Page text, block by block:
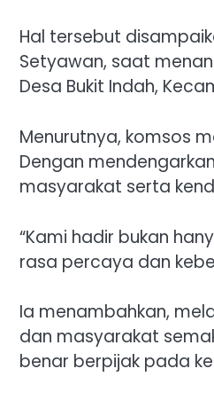
Hal tersebut
Setyawan, saat
Desa Bukit Indah,
Menurutnya, komsos
Dengan
masyarakat serta
“Kami hadir bukan
rasa percaya dan
Ia menambahkan,
dan masyarakat
benar berpijak pada